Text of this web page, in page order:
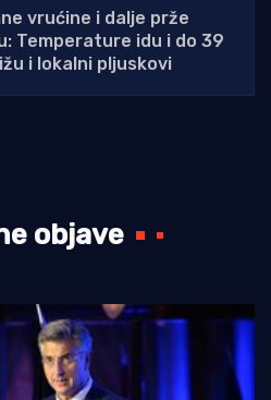
vrućine i dalje prže
Temperature idu i do 39
i lokalni pljuskovi
objave